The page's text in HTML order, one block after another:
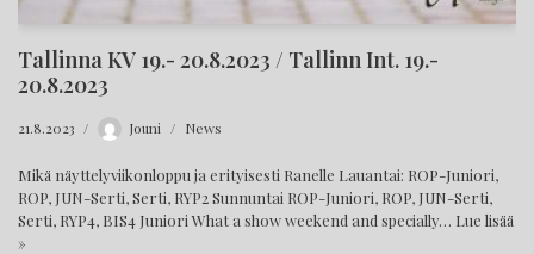
Tallinna KV 19.- 20.8.2023 / Tallinn Int. 19.-
20.8.2023
21.8.2023 Jouni News
Mikä näyttelyviikonloppu ja erityisesti Ranelle Lauantai: ROP-Juniori,
ROP, JUN-Serti, Serti, RYP2 Sunnuntai ROP-Juniori, ROP, JUN-Serti,
Serti, RYP4, BIS4 Juniori What a show weekend and specially… Lue lisää
»